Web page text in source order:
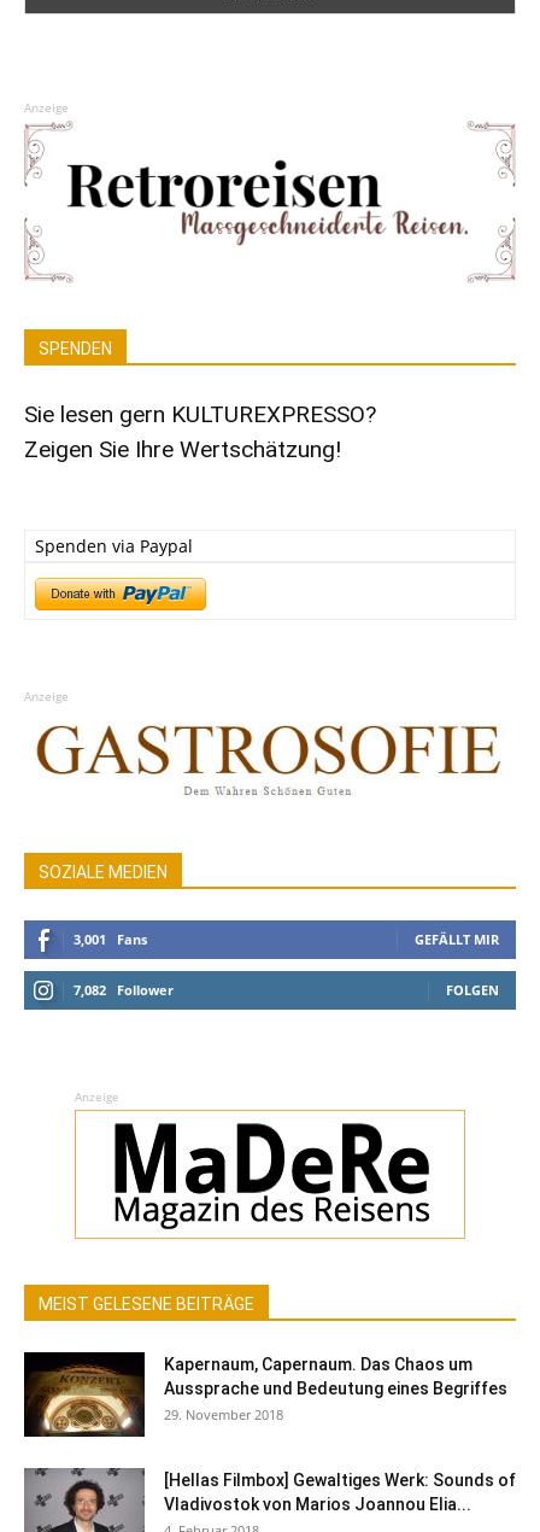
Anzeige
SPENDEN
Sie lesen gern KULTUREXPRESSO?
Zeigen Sie Ihre Wertschätzung!
Spenden via Paypal
Anzeige
SOZIALE MEDIEN
3,001 Fans GEFÄLLT MIR
7,082 Follower FOLGEN
Anzeige
MEIST GELESENE BEITRÄGE
Kapernaum, Capernaum. Das Chaos um
Aussprache und Bedeutung eines Begriffes
29. November 2018
[Hellas Filmbox] Gewaltiges Werk: Sounds of
Vladivostok von Marios Joannou Elia...